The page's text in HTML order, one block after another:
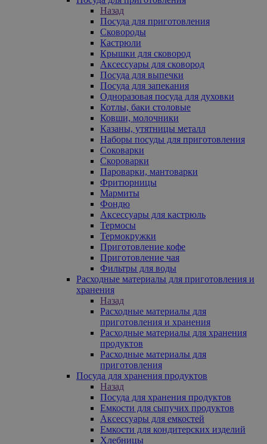
Назад
Посуда для приготовления
Сковороды
Кастрюли
Крышки для сковород
Аксессуары для сковород
Посуда для выпечки
Посуда для запекания
Одноразовая посуда для духовки
Котлы, баки столовые
Ковши, молочники
Казаны, утятницы металл
Наборы посуды для приготовления
Соковарки
Скороварки
Пароварки, мантоварки
Фритюрницы
Мармиты
Фондю
Аксессуары для кастрюль
Термосы
Термокружки
Приготовление кофе
Приготовление чая
Фильтры для воды
Расходные материалы для приготовления и
хранения
Назад
Расходные материалы для
приготовления и хранения
Расходные материалы для хранения
продуктов
Расходные материалы для
приготовления
Посуда для хранения продуктов
Назад
Посуда для хранения продуктов
Емкости для сыпучих продуктов
Аксессуары для емкостей
Емкости для кондитерских изделий
Хлебницы